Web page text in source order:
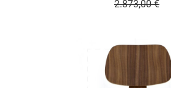
2.873,00 €